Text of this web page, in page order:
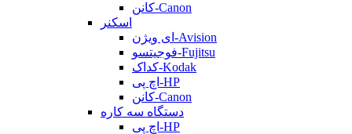
کانن-Canon
اسکنر
ای ویژن-Avision
فوجیتسو-Fujitsu
کداک-Kodak
اچ پی-HP
کانن-Canon
دستگاه سه کاره
اچ پی-HP